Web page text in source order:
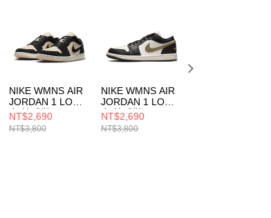
NIKE WMNS AIR
JORDAN 1 LOW
女 籃球鞋
DC0774003
NT$2,690
NT$3,800
NIKE WMNS AIR
JORDAN 1 LOW
女 籃球鞋
DC0774200
NT$2,690
NT$3,800